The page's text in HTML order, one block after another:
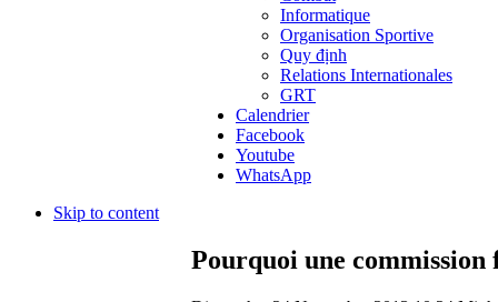
Informatique
Organisation Sportive
Quy định
Relations Internationales
GRT
Calendrier
Facebook
Youtube
WhatsApp
Skip to content
Pourquoi une commission